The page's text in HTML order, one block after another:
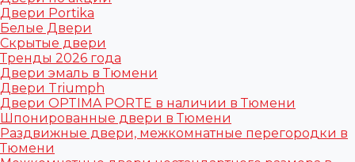
Двери Portika
Белые Двери
Скрытые двери
Тренды 2026 года
Двери эмаль в Тюмени
Двери Triumph
Двери OPTIMA PORTE в наличии в Тюмени
Шпонированные двери в Тюмени
Раздвижные двери, межкомнатные перегородки в
Тюмени